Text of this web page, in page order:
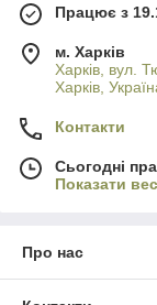
Працює з
м. Харків
Харків, вул.
Харків,
Контакти
Сьогодні
Показати
Про нас